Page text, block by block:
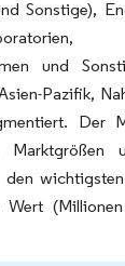
Sonstige),
und
Pazifik,
Der
Marktgrößen